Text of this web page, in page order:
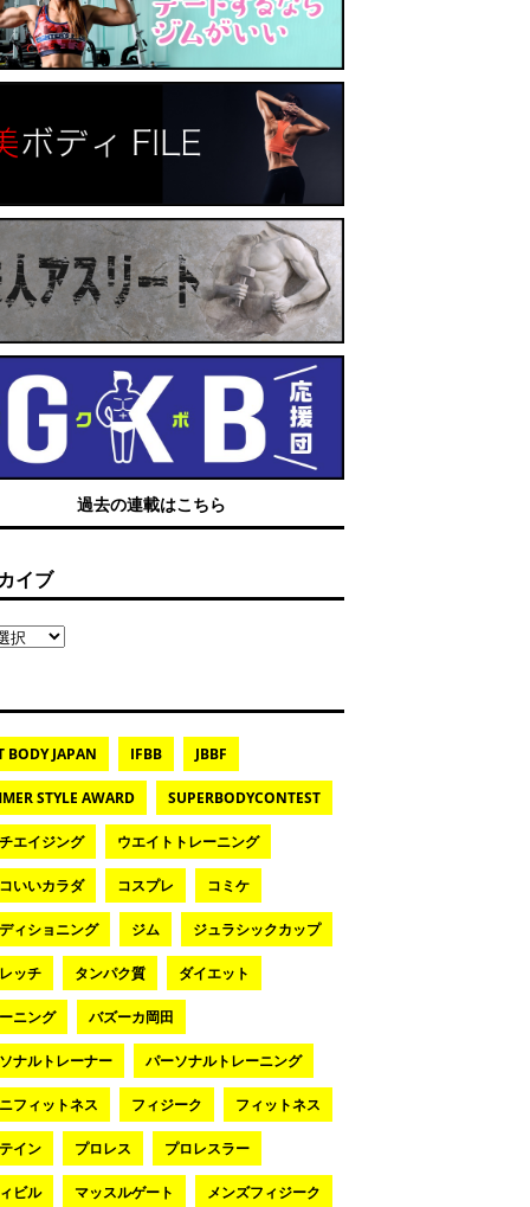
過去の連載はこちら
イブ
BODY JAPAN IFBB JBBF
STYLE AWARD SUPERBODYCONTEST
エイジング ウエイトトレーニング
いいカラダ コスプレ コミケ
ィショニング ジム ジュラシックカップ
ッチ タンパク質 ダイエット
ニング バズーカ岡田
ナルトレーナー パーソナルトレーニング
フィットネス フィジーク フィットネス
イン プロレス プロレスラー
ビル マッスルゲート メンズフィジーク